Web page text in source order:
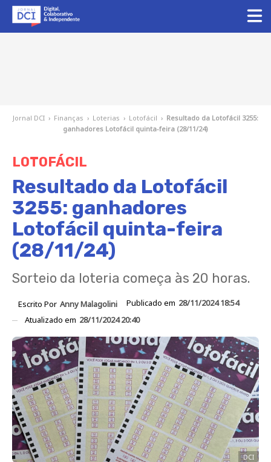
Jornal DCI › Finanças › Loterias › Lotofácil › Resultado da Lotofácil 3255:
ganhadores Lotofácil quinta-feira (28/11/24)
LOTOFÁCIL
Resultado da Lotofácil
3255: ganhadores
Lotofácil quinta-feira
(28/11/24)
Sorteio da loteria começa às 20 horas.
Escrito Por Anny Malagolini Publicado em 28/11/2024 18:54
Atualizado em 28/11/2024 20:40
DCI